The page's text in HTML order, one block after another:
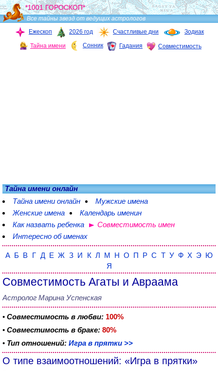
*1001 ГОРОСКОП*
Все тайны звезд от ведущих астрологов
Ежескоп
2026 год Счастливые дни Зодиак
Тайна имени Сонник Гадания Совместимость
Тайна имени онлайн
Тайна имени онлайн
Мужские имена
Женские имена
Календарь именин
Как назвать ребенка
Совместимость имен
Интересно об именах
А Б В Г Д Е Ж З И К Л М Н О П Р С Т У Ф Х Э Ю
Я
Совместимость Агаты и Авраама
Астролог Марина Успенская
• Совместимость в любви: 100%
• Совместимость в браке: 80%
• Тип отношений: Игра в прятки >>
О типе взаимоотношений: «Игра в прятки»